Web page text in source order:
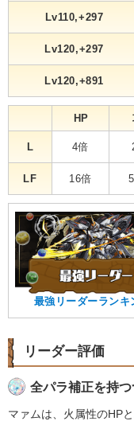
Lv110,+297
Lv120,+297
Lv120,+891
HP
L 4倍
LF 16倍
最強リーダーランキ
リーダー評価
全パラ補正を持
マァムは、火属性のHP